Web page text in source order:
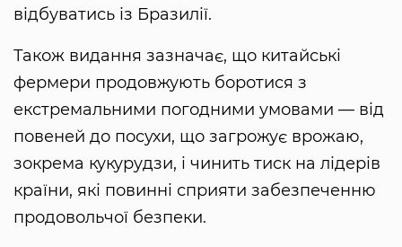
відбуватись із Бразилії.
Також видання зазначає, що китайські
фермери продовжують боротися з
екстремальними погодними умовами — від
повеней до посухи, що загрожує врожаю,
зокрема кукурудзи, і чинить тиск на лідерів
країни, які повинні сприяти забезпеченню
продовольчої безпеки.